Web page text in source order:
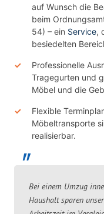
auf Wunsch die
beim
54) – ein Service,
besiedelten
Professionelle
Tragegurten und
Möbel und die
Flexible
Möbeltransporte
realisierbar.
Bei einem Umzug
Haushalt sparen